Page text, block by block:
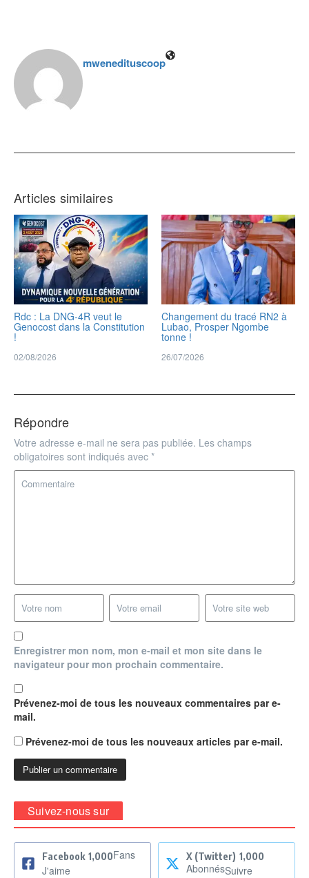
mwenedituscoop
Articles similaires
Rdc : La DNG-4R veut le
Genocost dans la Constitution
!
02/08/2026
Changement du tracé RN2 à
Lubao, Prosper Ngombe
tonne !
26/07/2026
Répondre
Votre adresse e-mail ne sera pas publiée. Les champs
obligatoires sont indiqués avec *
Enregistrer mon nom, mon e-mail et mon site dans le
navigateur pour mon prochain commentaire.
Prévenez-moi de tous les nouveaux commentaires par e-
mail.
Prévenez-moi de tous les nouveaux articles par e-mail.
Suivez-nous sur
Facebook 1,000Fans
J'aime
X (Twitter) 1,000
AbonnésSuivre